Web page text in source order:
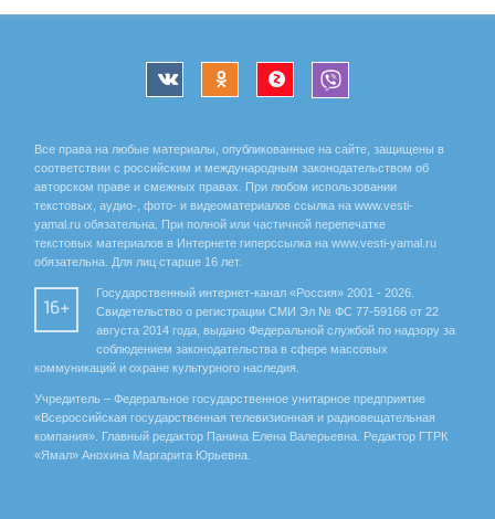
Все права на любые материалы, опубликованные на сайте, защищены в
соответствии с российским и международным законодательством об
авторском праве и смежных правах. При любом использовании
текстовых, аудио-, фото- и видеоматериалов ссылка на www.vesti-
yamal.ru обязательна. При полной или частичной перепечатке
текстовых материалов в Интернете гиперссылка на www.vesti-yamal.ru
обязательна. Для лиц старше 16 лет.
16+
Государственный интернет-канал «Россия» 2001 - 2026.
Свидетельство о регистрации СМИ Эл № ФС 77-59166 от 22
августа 2014 года, выдано Федеральной службой по надзору за
соблюдением законодательства в сфере массовых
коммуникаций и охране культурного наследия.
Учредитель – Федеральное государственное унитарное предприятие
«Всероссийская государственная телевизионная и радиовещательная
компания». Главный редактор Панина Елена Валерьевна. Редактор ГТРК
«Ямал» Анохина Маргарита Юрьевна.